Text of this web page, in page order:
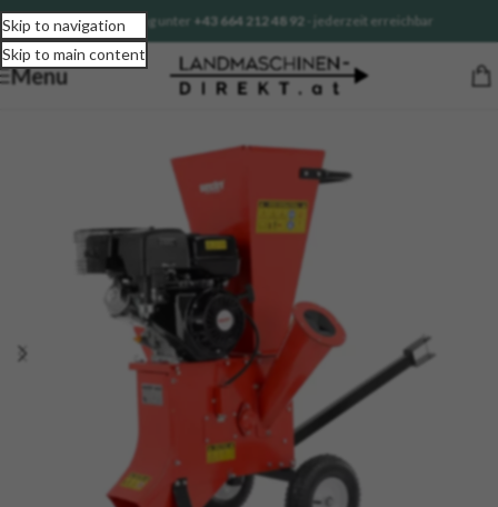
Skip to navigation
Skip to main content
Sofortberatung unter +43 664 212 48 92 - jederzeit erreichbar
Menu